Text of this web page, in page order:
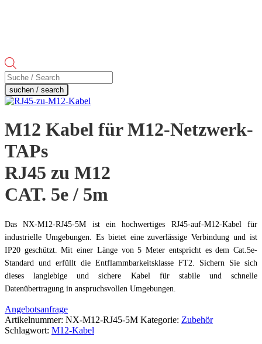
Products
search
suchen / search
M12 Kabel für M12-Netzwerk-
TAPs
RJ45 zu M12
CAT. 5e / 5m
Das NX-M12-RJ45-5M ist ein hochwertiges RJ45-auf-M12-Kabel für
industrielle Umgebungen. Es bietet eine zuverlässige Verbindung und ist
IP20 geschützt. Mit einer Länge von 5 Meter entspricht es dem Cat.5e-
Standard und erfüllt die Entflammbarkeitsklasse FT2. Sichern Sie sich
dieses langlebige und sichere Kabel für stabile und schnelle
Datenübertragung in anspruchsvollen Umgebungen.
Angebotsanfrage
Artikelnummer: NX-M12-RJ45-5M Kategorie: Zubehör
Schlagwort: M12-Kabel